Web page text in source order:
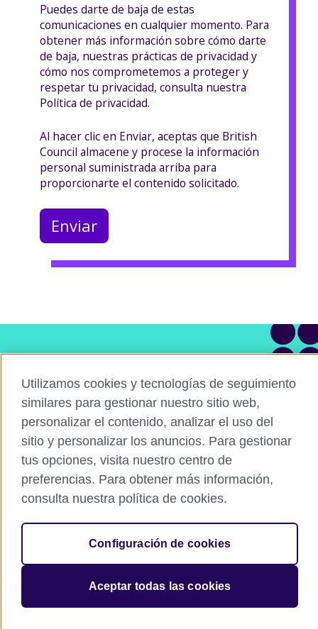
Puedes darte de baja de estas
comunicaciones en cualquier momento. Para
obtener más información sobre cómo darte
de baja, nuestras prácticas de privacidad y
cómo nos comprometemos a proteger y
respetar tu privacidad, consulta nuestra
Política de privacidad.
Al hacer clic en Enviar, aceptas que British
Council almacene y procese la información
personal suministrada arriba para
proporcionarte el contenido solicitado.
Contacta con nuestro equipo
Agenda una asesoría
Connect with us
© British Council 2026. The United Kingdom's international organisation
209131 (England and Wales) SC037733 (Scotland).
Utilizamos cookies y tecnologías de seguimiento
similares para gestionar nuestro sitio web,
personalizar el contenido, analizar el uso del
sitio y personalizar los anuncios. Para gestionar
tus opciones, visita nuestro centro de
preferencias. Para obtener más información,
consulta nuestra política de cookies.
Configuración de cookies
Aceptar todas las cookies